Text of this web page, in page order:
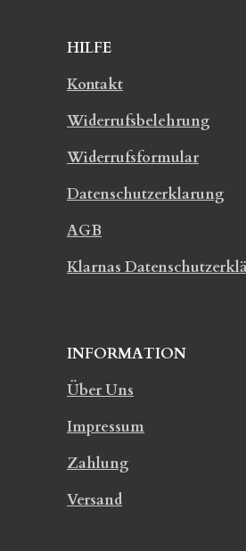
HILFE
Kontakt
Widerrufsbelehrung
Widerrufsformular
Datenschutzerklarung
AGB
Klarnas
INFORMATION
Über Uns
Impressum
Zahlung
Versand